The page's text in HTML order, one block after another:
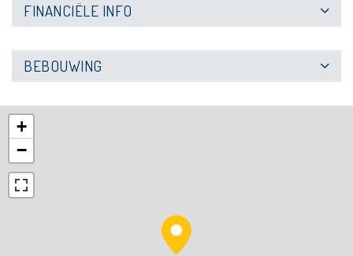
FINANCIËLE INFO
BEBOUWING
+
−